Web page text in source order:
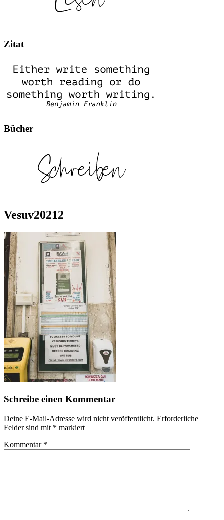
Zitat
Bücher
Vesuv20212
Schreibe einen Kommentar
Deine E-Mail-Adresse wird nicht veröffentlicht. Erforderliche
Felder sind mit * markiert
Kommentar *